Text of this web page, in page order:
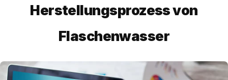
Herstellungsprozess von
Flaschenwasser